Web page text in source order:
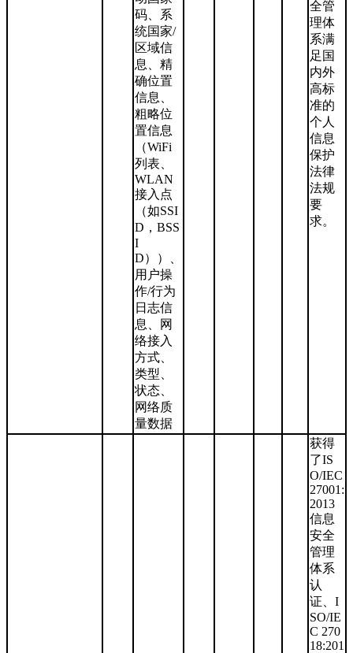
码、系
统国家/
区域信
息、精
确位置
信息、
粗略位
置信息
（WiFi
列表、
WLAN
接入点
（如SSI
D，BSS
I
D））、
用户操
作/行为
日志信
息、网
络接入
方式、
类型、
状态、
网络质
量数据
全管
理体
系满
足国
内外
高标
准的
个人
信息
保护
法律
法规
要
求。
获得
了IS
O/IEC
27001:
2013
信息
安全
管理
体系
认
证、I
SO/IE
C 270
18:201